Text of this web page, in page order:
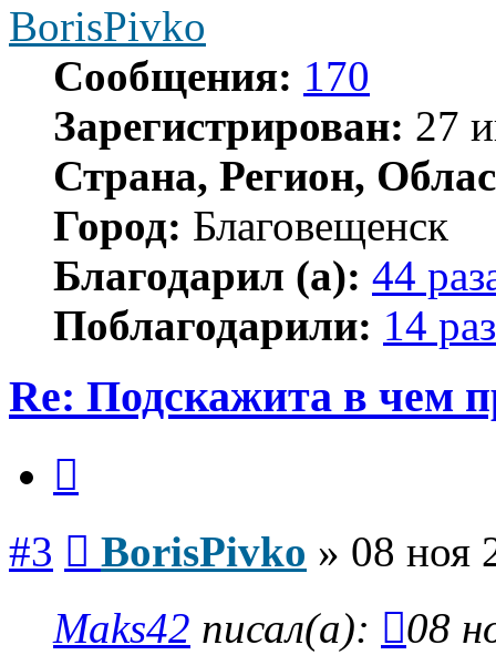
BorisPivko
Сообщения: 170
Зарегистрирован: 27
Страна, Регион,
Город: Благовещенск
Благодарил (а): 44
Поблагодарили: 14 раз
Re: Подскажита в чем
#3 BorisPivko » 08 ноя
Maks42 писал(а):
08